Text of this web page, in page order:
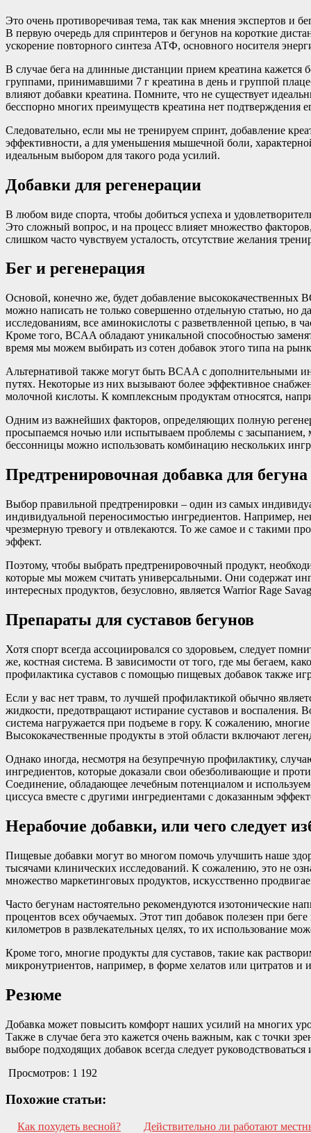
Это очень противоречивая тема, так как мнения экспертов и
В первую очередь для спринтеров и бегунов на короткие
ускорение повторного синтеза АТФ, основного носителя
В случае бега на длинные дистанции прием креатина
группами, принимавшими 7 г креатина в день и группой
влияют добавки креатина. Помните, что не существует
бесспорно многих преимуществ креатина нет подтверждения
Следовательно, если мы не тренируем спринт, добавление
эффективности, а для уменьшения мышечной боли,
идеальным выбором для такого рода усилий.
Добавки для регенерации
В любом виде спорта, чтобы добиться успеха и
Это сложный вопрос, и на процесс влияет множество
слишком часто чувствуем усталость, отсутствие желания
Бег и регенерация
Основой, конечно же, будет добавление высококачественных
можно написать не только совершенно отдельную статью, но
исследованиям, все аминокислоты с разветвленной цепью, в
Кроме того, BCAA обладают уникальной способностью
время мы можем выбирать из сотен добавок этого типа на
Альтернативой также могут быть BCAA с дополнительными
путях. Некоторые из них вызывают более эффективное
молочной кислоты. К комплексным продуктам относятся,
Одним из важнейших факторов, определяющих полную
просыпаемся ночью или испытываем проблемы с
бессонницы можно использовать комбинацию нескольких
Предтренировочная добавка для бегуна
Выбор правильной предтренировки – один из самых
индивидуальной переносимостью ингредиентов. Например,
чрезмерную тревогу и отвлекаются. То же самое и с такими
эффект.
Поэтому, чтобы выбрать предтренировочный продукт,
которые мы можем считать универсальными. Они содержат
интересных продуктов, безусловно, является Warrior Rage
Препараты для суставов бегунов
Хотя спорт всегда ассоциировался со здоровьем, следует
же, костная система. В зависимости от того, где мы бегаем,
профилактика суставов с помощью пищевых добавок также
Если у вас нет травм, то лучшей профилактикой обычно
жидкости, предотвращают истирание суставов и воспаления.
система нагружается при подъеме в гору. К сожалению,
Высококачественные продукты в этой области включают
Однако иногда, несмотря на безупречную профилактику,
ингредиентов, которые доказали свои обезболивающие и
Соединение, обладающее лечебным потенциалом и
циссуса вместе с другими ингредиентами с доказанным
Нерабочие добавки, или чего следует
Пищевые добавки могут во многом помочь улучшить наше
тысячами клинических исследований. К сожалению, это не
множество маркетинговых продуктов, искусственно
Часто бегунам настоятельно рекомендуются изотонические
процентов всех обучаемых. Этот тип добавок полезен при
километров в развлекательных целях, то их использование
Кроме того, многие продукты для суставов, такие как
микронутриентов, например, в форме хелатов или цитратов
Резюме
Добавка может повысить комфорт наших усилий на многих
Также в случае бега это кажется очень важным, как с точки
выборе подходящих добавок всегда следует
Просмотров: 1 192
Похожие статьи:
Как похудеть весной?
Действительно ли работают